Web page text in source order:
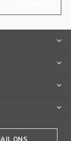
ONS